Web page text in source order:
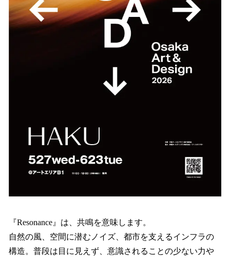
『Resonance』は、共鳴を意味します。
自然の風、空間に潜むノイズ、都市を支えるインフラの
構造。普段は目に見えず、意識されることの少ない力や